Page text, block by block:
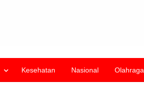
Kesehatan Nasional Olahraga